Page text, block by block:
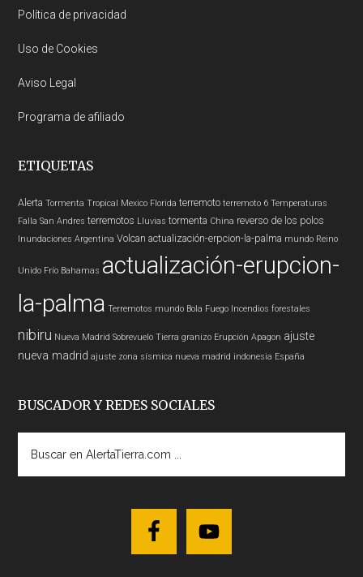
Política de privacidad
Uso de Cookies
Aviso Legal
Programa de afiliado
ETIQUETAS
Alerta Tormenta Tropical Mexico Florida terremoto terremoto 6 Temperaturas
Falla San Andres terremotos Lluvias tormenta China reverso de los polos
Inundaciones Argentina Volcan actualización-erpcion-la-palma mundo Reino
Unido Frío Bahamas actualización-erupcion-
la-palma Terremotos mundo Bola Fuego Incendios forestales
nibiru Nueva Madrid Sobrevuelo Tierra granizo Erupción Apagon ajuste
nueva madrid ajuste zona sísmica nueva madrid indonesia España
BUSCADOR Y REDES SOCIALES
AlertaTierra.com